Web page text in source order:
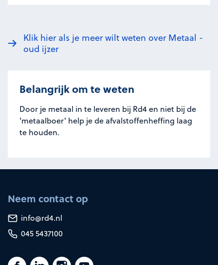
Klik hier als je meer wilt weten over Metaal -
oud ijzer
Belangrijk om te weten
Door je metaal in te leveren bij Rd4 en niet bij de
'metaalboer' help je de afvalstoffenheffing laag
te houden.
Neem contact op
info@rd4.nl
045 5437100